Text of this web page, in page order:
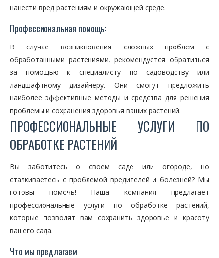
нанести вред растениям и окружающей среде.
Профессиональная помощь:
В случае возникновения сложных проблем с
обработанными растениями, рекомендуется обратиться
за помощью к специалисту по садоводству или
ландшафтному дизайнеру. Они смогут предложить
наиболее эффективные методы и средства для решения
проблемы и сохранения здоровья ваших растений.
ПРОФЕССИОНАЛЬНЫЕ УСЛУГИ ПО
ОБРАБОТКЕ РАСТЕНИЙ
Вы заботитесь о своем саде или огороде, но
сталкиваетесь с проблемой вредителей и болезней? Мы
готовы помочь! Наша компания предлагает
профессиональные услуги по обработке растений,
которые позволят вам сохранить здоровье и красоту
вашего сада.
Что мы предлагаем